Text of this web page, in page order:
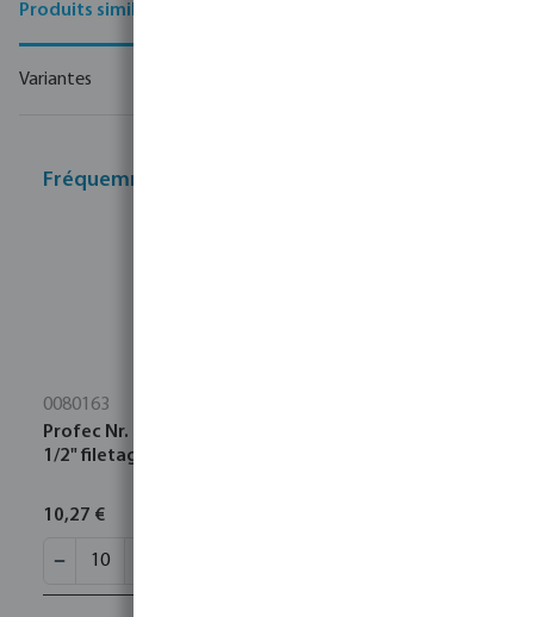
Produits similaires
Variantes
Fréquemment achetés ensemble
0080163
Profec Nr. 280 Raccord fileté acier inoxydable 316
1/2" filetage mâle 16bar
10,27 €